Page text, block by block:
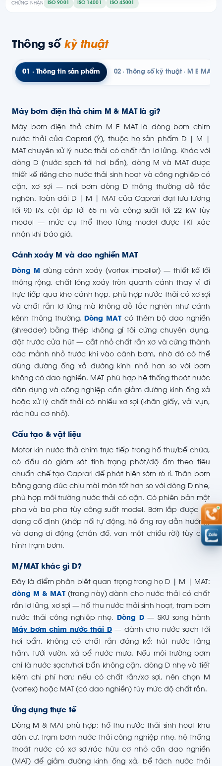
CHỨNG NHẬN ISO 9001 ISO 14001 ISO 45001
Thông số kỹ thuật
01 · Thông tin sản phẩm 02 · Thông số kỹ thuật · M E MAT
Máy bơm điện thả chìm M & MAT là gì?
Máy bơm điện thả chìm M E MAT là dòng bơm chìm
nước thải của Caprari (Ý), thuộc họ sản phẩm D | M |
MAT chuyên xử lý nước thải có chất rắn lơ lửng. Khác với
dòng D (nước sạch tới hơi bẩn), dòng M và MAT được
thiết kế riêng cho nước thải sinh hoạt và công nghiệp có
cặn, xơ sợi — nơi bơm dòng D thông thường dễ tắc
nghẽn. Toàn dải D | M | MAT của Caprari đạt lưu lượng
tới 90 l/s, cột áp tới 65 m và công suất tới 22 kW tùy
model — mức cụ thể theo từng model được TKT xác
nhận khi báo giá.
Cánh xoáy M và dao nghiền MAT
Dòng M dùng cánh xoáy (vortex impeller) — thiết kế lối
thông rộng, chất lỏng xoáy tròn quanh cánh thay vì đi
trực tiếp qua khe cánh hẹp, phù hợp nước thải có xơ sợi
và chất rắn lơ lửng mà không dễ tắc nghẽn như cánh
kênh thông thường.Dòng MAT có thêm bộ dao nghiền
(shredder) bằng thép không gỉ tôi cứng chuyên dụng,
đặt trước cửa hút — cắt nhỏ chất rắn xơ và cứng thành
các mảnh nhỏ trước khi vào cánh bơm, nhờ đó có thể
dùng đường ống xả đường kính nhỏ hơn so với bơm
không có dao nghiền. MAT phù hợp hệ thống thoát nước
dân dụng và công nghiệp cần giảm đường kính ống xả
hoặc xử lý chất thải có nhiều xơ sợi (khăn giấy, vải vụn,
rác hữu cơ nhỏ).
Cấu tạo & vật liệu
Motor kín nước thả chìm trực tiếp trong hố thu/bể chứa,
có đầu dò giám sát tình trạng phớt/độ ẩm theo tiêu
chuẩn chế tạo Caprari để phát hiện sớm rò rỉ. Thân bơm
bằng gang đúc chịu mài mòn tốt hơn so với dòng D nhẹ,
phù hợp môi trường nước thải có cặn. Có phiên bản một
pha và ba pha tùy công suất model. Bơm lắp được cả
dạng cố định (khớp nối tự động, hệ ống ray dẫn hướng)
và dạng di động (chân đế, van một chiều rời) tùy cấu
hình trạm bơm.
M/MAT khác gì D?
Đây là điểm phân biệt quan trọng trong họ D | M | MAT:
dòng M & MAT (trang này) dành cho nước thải có chất
rắn lơ lửng, xơ sợi — hố thu nước thải sinh hoạt, trạm bơm
nước thải công nghiệp nhẹ. Dòng D— SKU song hành
Máy bơm chìm nước thải D— dành cho nước sạch tới
hơi bẩn, không có chất rắn đáng kể: hút nước tầng
hầm, tưới vườn, xả bể nước mưa. Nếu môi trường bơm
chỉ là nước sạch/hơi bẩn không cặn, dòng D nhẹ và tiết
kiệm chi phí hơn; nếu có chất rắn/xơ sợi, nên chọn M
(vortex) hoặc MAT (có dao nghiền) tùy mức độ chất rắn.
Ứng dụng thực tế
Dòng M & MAT phù hợp: hố thu nước thải sinh hoạt khu
dân cư, trạm bơm nước thải công nghiệp nhẹ, hệ thống
thoát nước có xơ sợi/rác hữu cơ nhỏ cần dao nghiền
(MAT) để giảm đường kính ống xả, bể tách nước thải